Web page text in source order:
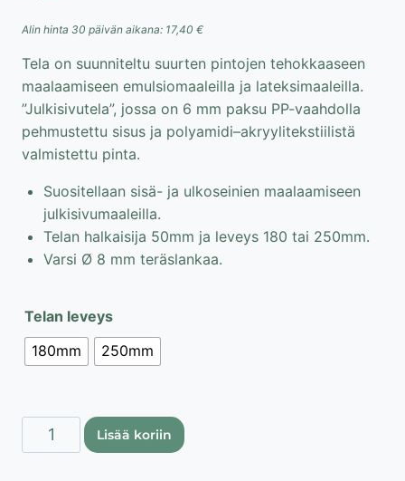
Alin hinta 30 päivän aikana: 17,40 €
Tela on suunniteltu suurten pintojen tehokkaaseen
maalaamiseen emulsiomaaleilla ja lateksimaaleilla.
”Julkisivutela”, jossa on 6 mm paksu PP-vaahdolla
pehmustettu sisus ja polyamidi–akryyli­tekstiilistä
valmistettu pinta.
Suositellaan sisä- ja ulkoseinien maalaamiseen
julkisivumaaleilla.
Telan halkaisija 50mm ja leveys 180 tai 250mm.
Varsi Ø 8 mm teräslankaa.
Telan leveys
180mm
250mm
Oliwka
Lisää koriin